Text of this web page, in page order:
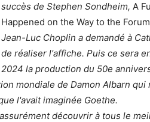
succès de Stephen Sondheim, A
Happened on the Way to the Forum
Jean-Luc Choplin a demandé à
de réaliser l'affiche. Puis ce sera
2024 la production du 50e
mondiale de Damon Albarn qui
l'avait imaginée Goethe.
découvrir à tous le